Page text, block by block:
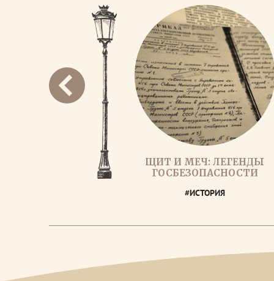
ЩИТ И МЕЧ: ЛЕГЕНДЫ
ГОСБЕЗОПАСНОСТИ
#ИСТОРИЯ